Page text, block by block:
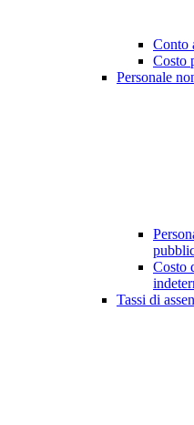
Conto
Costo
Personale
Costo
Tassi di